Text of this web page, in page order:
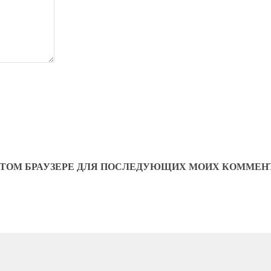
БРАУЗЕРЕ ДЛЯ ПОСЛЕДУЮЩИХ МОИХ